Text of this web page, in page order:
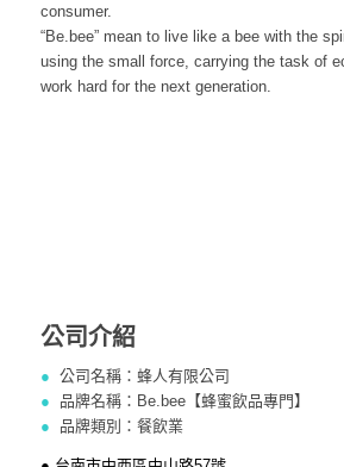
consumer.
“Be.bee” mean to live like a bee with the
using the small force, carrying the task of
work hard for the next generation.
公司介紹
● 公司名稱：蜂人有限公司
● 品牌名稱：Be.bee【蜂蜜飲品專門】
● 品牌類別：餐飲業